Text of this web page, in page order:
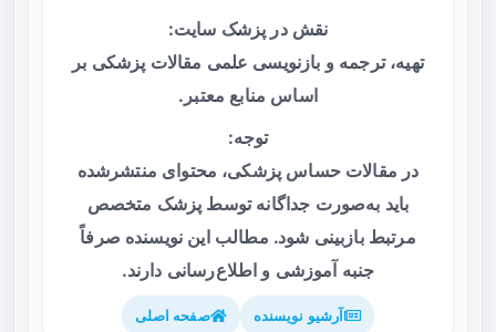
نقش در پزشک سایت:
تهیه، ترجمه و بازنویسی علمی مقالات پزشکی بر
اساس منابع معتبر.
توجه:
در مقالات حساس پزشکی، محتوای منتشرشده
باید به‌صورت جداگانه توسط پزشک متخصص
مرتبط بازبینی شود. مطالب این نویسنده صرفاً
جنبه آموزشی و اطلاع‌رسانی دارند.
آرشیو نویسنده صفحه اصلی